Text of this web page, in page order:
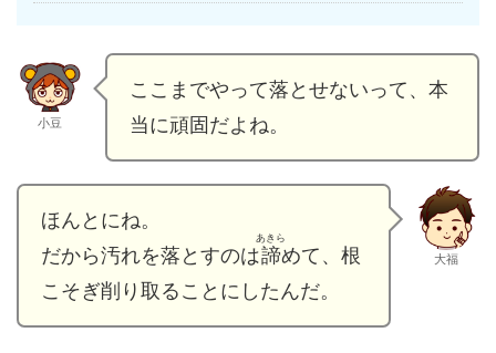
小豆
ここまでやって落とせないって、本
当に頑固だよね。
ほんとにね。
だから汚れを落とすのは諦
あきら
めて、根
こそぎ削り取ることにしたんだ。
大福